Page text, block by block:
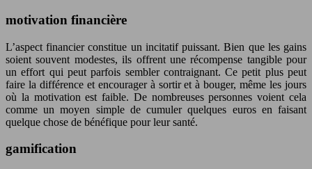
motivation financière
L’aspect financier constitue un incitatif puissant. Bien que les gains
soient souvent modestes, ils offrent une récompense tangible pour
un effort qui peut parfois sembler contraignant. Ce petit plus peut
faire la différence et encourager à sortir et à bouger, même les jours
où la motivation est faible. De nombreuses personnes voient cela
comme un moyen simple de cumuler quelques euros en faisant
quelque chose de bénéfique pour leur santé.
gamification